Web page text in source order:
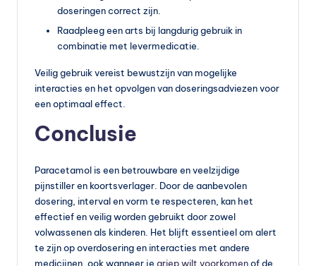
doseringen correct zijn.
Raadpleeg een arts bij langdurig gebruik in
combinatie met levermedicatie.
Veilig gebruik vereist bewustzijn van mogelijke
interacties en het opvolgen van doseringsadviezen voor
een optimaal effect.
Conclusie
Paracetamol is een betrouwbare en veelzijdige
pijnstiller en koortsverlager. Door de aanbevolen
dosering, interval en vorm te respecteren, kan het
effectief en veilig worden gebruikt door zowel
volwassenen als kinderen. Het blijft essentieel om alert
te zijn op overdosering en interacties met andere
medicijnen, ook wanneer je griep wilt voorkomenof de